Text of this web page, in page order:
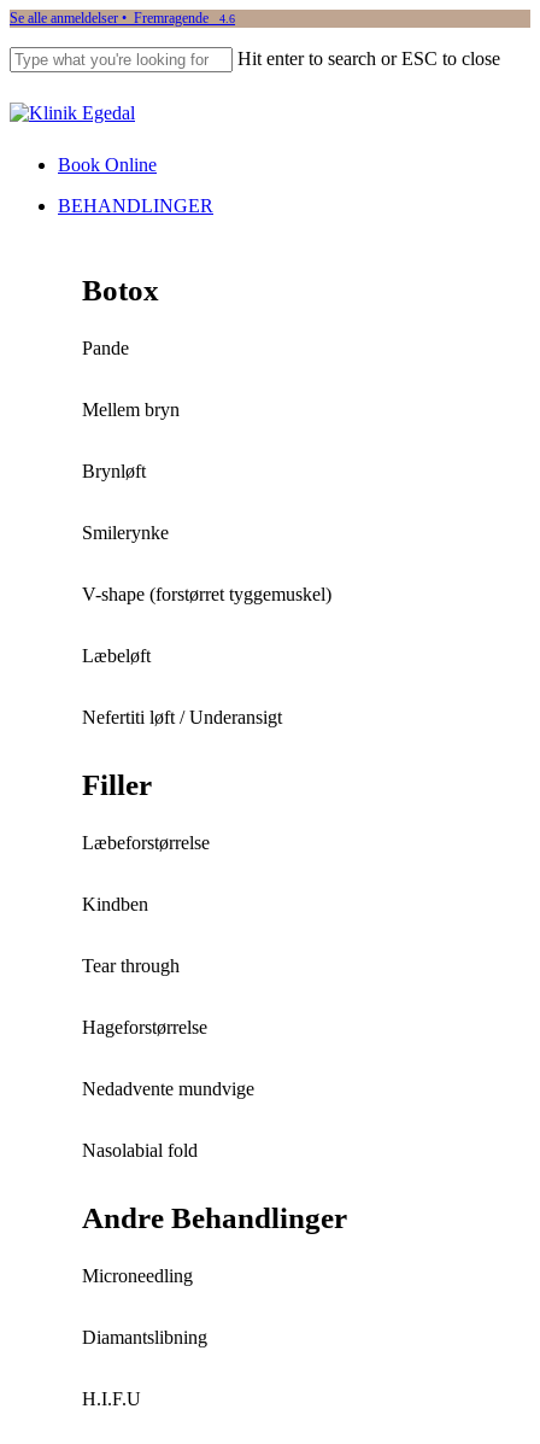
Skip
main
Se alle anmeldelser • Fremragende 4.6
Hit enter to search or ESC to close
Close
Book Online
Menu
BEHANDLINGER
Botox
Pande
Mellem bryn
Brynløft
Smilerynke
V-shape (forstørret tyggemuskel)
Læbeløft
Nefertiti løft / Underansigt
Filler
Læbeforstørrelse
Kindben
Tear through
Hageforstørrelse
Nedadvente mundvige
Nasolabial fold
Andre Behandlinger
Microneedling
Diamantslibning
H.I.F.U